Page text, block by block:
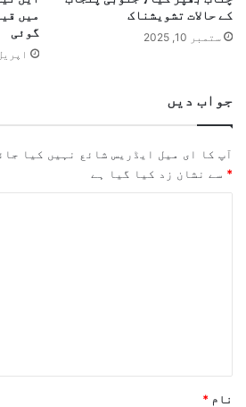
کے حالات تشویشناک
ستمبر 10, 2025
میں
گوئی
اپریل 25, 2026
جواب دیں
آپ کا ای میل ایڈریس شائع نہیں کیا
* سے نشان زد کیا گیا ہے
نام *